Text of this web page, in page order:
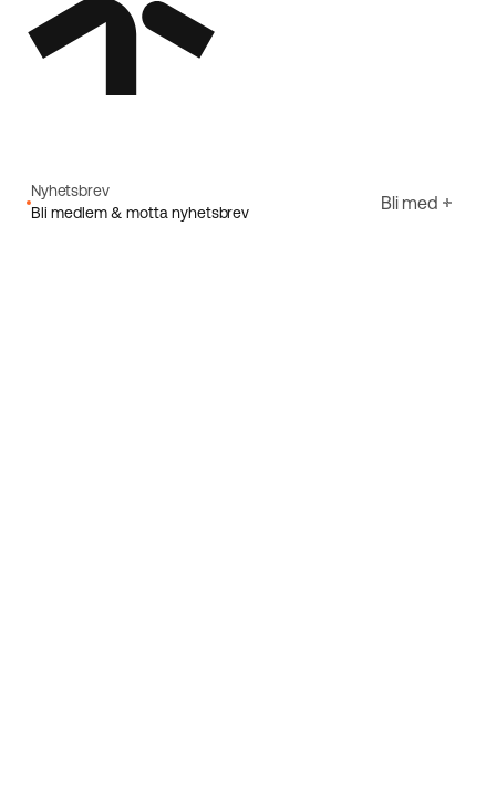
Nyhetsbrev
Bli medlem & motta nyhetsbrev
Bli med